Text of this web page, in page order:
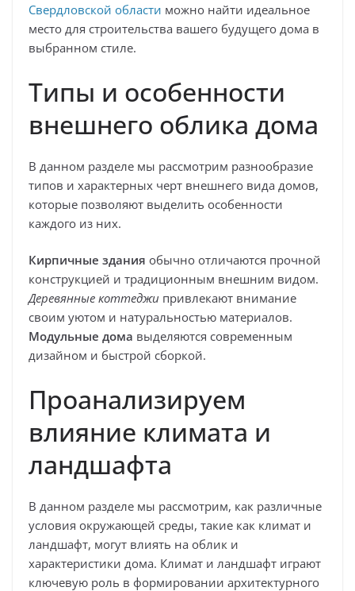
Свердловской области можно найти идеальное
место для строительства вашего будущего дома в
выбранном стиле.
Типы и особенности
внешнего облика дома
В данном разделе мы рассмотрим разнообразие
типов и характерных черт внешнего вида домов,
которые позволяют выделить особенности
каждого из них.
Кирпичные здания обычно отличаются прочной
конструкцией и традиционным внешним видом.
Деревянные коттеджи привлекают внимание
своим уютом и натуральностью материалов.
Модульные дома выделяются современным
дизайном и быстрой сборкой.
Проанализируем
влияние климата и
ландшафта
В данном разделе мы рассмотрим, как различные
условия окружающей среды, такие как климат и
ландшафт, могут влиять на облик и
характеристики дома. Климат и ландшафт играют
ключевую роль в формировании архитектурного